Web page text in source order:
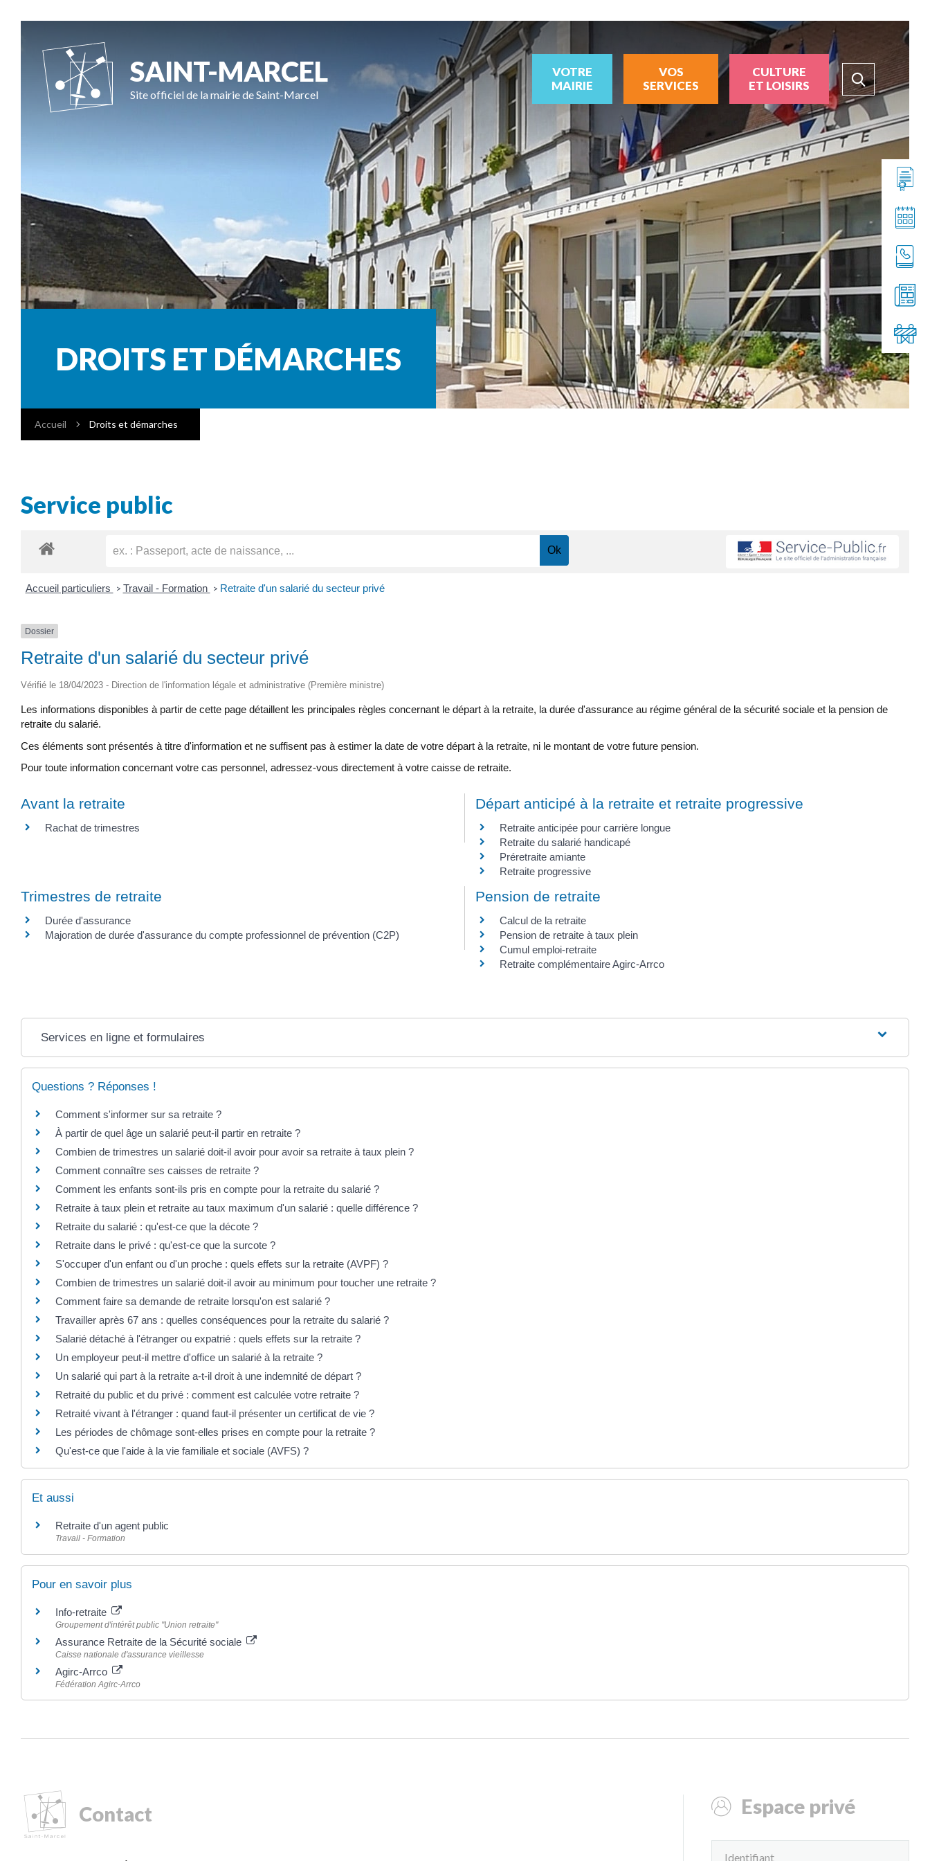
SAINT-MARCEL
Site officiel de la mairie de Saint-Marcel
VOTRE
MAIRIE
VOS
SERVICES
CULTURE
ET LOISIRS
DROITS ET DÉMARCHES
Accueil Droits et démarches
Service public
Accueil particuliers > Travail - Formation > Retraite d'un salarié du secteur privé
Dossier
Retraite d'un salarié du secteur privé
Vérifié le 18/04/2023 - Direction de l'information légale et administrative (Première ministre)
Les informations disponibles à partir de cette page détaillent les principales règles concernant le départ à la retraite, la durée d'assurance au régime général de la sécurité sociale et la pension de
retraite du salarié.
Ces éléments sont présentés à titre d'information et ne suffisent pas à estimer la date de votre départ à la retraite, ni le montant de votre future pension.
Pour toute information concernant votre cas personnel, adressez-vous directement à votre caisse de retraite.
Avant la retraite
Rachat de trimestres
Départ anticipé à la retraite et retraite progressive
Retraite anticipée pour carrière longue
Retraite du salarié handicapé
Préretraite amiante
Retraite progressive
Trimestres de retraite
Durée d'assurance
Majoration de durée d'assurance du compte professionnel de prévention (C2P)
Pension de retraite
Calcul de la retraite
Pension de retraite à taux plein
Cumul emploi-retraite
Retraite complémentaire Agirc-Arrco
Services en ligne et formulaires
Questions ? Réponses !
Comment s'informer sur sa retraite ?
À partir de quel âge un salarié peut-il partir en retraite ?
Combien de trimestres un salarié doit-il avoir pour avoir sa retraite à taux plein ?
Comment connaître ses caisses de retraite ?
Comment les enfants sont-ils pris en compte pour la retraite du salarié ?
Retraite à taux plein et retraite au taux maximum d'un salarié : quelle différence ?
Retraite du salarié : qu'est-ce que la décote ?
Retraite dans le privé : qu'est-ce que la surcote ?
S'occuper d'un enfant ou d'un proche : quels effets sur la retraite (AVPF) ?
Combien de trimestres un salarié doit-il avoir au minimum pour toucher une retraite ?
Comment faire sa demande de retraite lorsqu'on est salarié ?
Travailler après 67 ans : quelles conséquences pour la retraite du salarié ?
Salarié détaché à l'étranger ou expatrié : quels effets sur la retraite ?
Un employeur peut-il mettre d'office un salarié à la retraite ?
Un salarié qui part à la retraite a-t-il droit à une indemnité de départ ?
Retraité du public et du privé : comment est calculée votre retraite ?
Retraité vivant à l'étranger : quand faut-il présenter un certificat de vie ?
Les périodes de chômage sont-elles prises en compte pour la retraite ?
Qu'est-ce que l'aide à la vie familiale et sociale (AVFS) ?
Et aussi
Retraite d'un agent public
Travail - Formation
Pour en savoir plus
Info-retraite
Groupement d'intérêt public "Union retraite"
Assurance Retraite de la Sécurité sociale
Caisse nationale d'assurance vieillesse
Agirc-Arrco
Fédération Agirc-Arrco
Contact Espace privé